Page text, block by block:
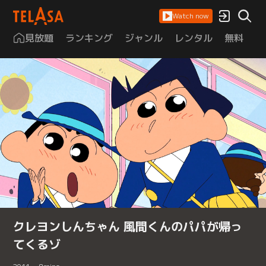
Watch now
見放題 ランキング ジャンル レンタル 無料
クレヨンしんちゃん 風間くんのパパが帰っ
てくるゾ